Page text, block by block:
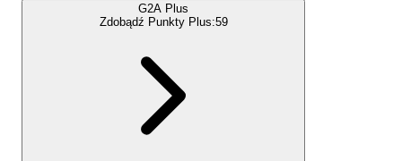
G2A Plus
Zdobądź Punkty Plus:59